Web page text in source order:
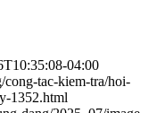
04:00
cong-tac-kiem-tra/hoi-
1352.html